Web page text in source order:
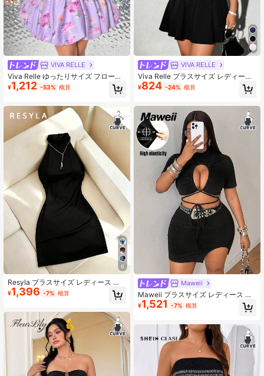
VIVA RELLE
Viva Relle ゆったりサイズ フローラ
ルプリント 洗練された バケーション
ドレス - 春ワンピース - サンドレス
¥1,212 -53% 概算
6
Resyla プラスサイズ レディース 無
地 フィット エレガント ホルターネ
ック ドレス
¥1,396 -7% 概算
VIVA RELLE
Viva Relle プラスサイズ レディース
サマー ソリッドカラー ギャザー ウ
エスト キャミソールドレス、セクシ
¥824 -24% 概算
Maweii
Maweii プラスサイズ レディース セ
クシー ピュアブラック ニット 高弾
性生地 ラウンドネック 半袖 胸開き
スプリットヘム 多用途デザイン パー
ティー 集まり ナイト デート ブラッ
クドレス ファッションアイテム ショ
ートボディコン ミニドレス
¥1,521 -7% 概算